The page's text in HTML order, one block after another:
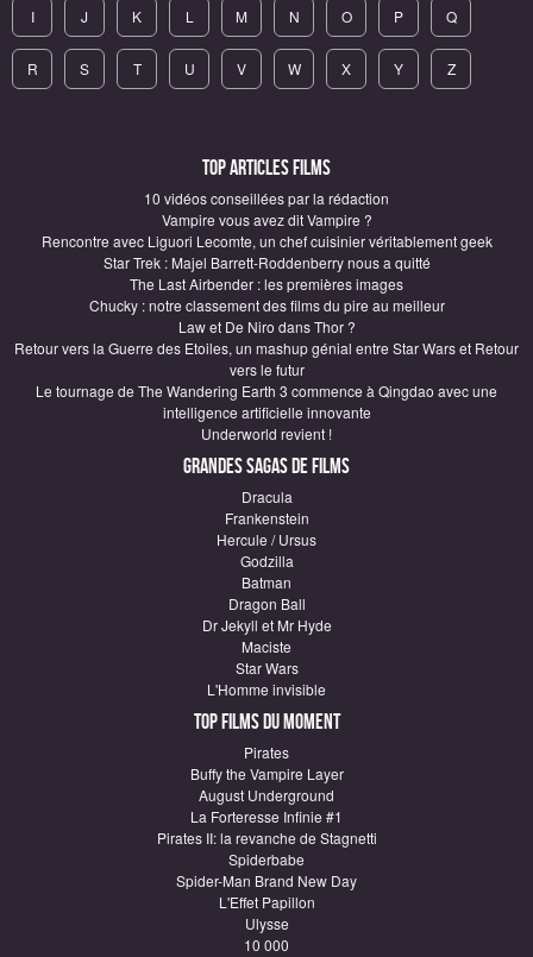
I J K L M N O P Q
R S T U V W X Y Z
Top articles Films
10 vidéos conseillées par la rédaction
Vampire vous avez dit Vampire ?
Rencontre avec Liguori Lecomte, un chef cuisinier véritablement geek
Star Trek : Majel Barrett-Roddenberry nous a quitté
The Last Airbender : les premières images
Chucky : notre classement des films du pire au meilleur
Law et De Niro dans Thor ?
Retour vers la Guerre des Etoiles, un mashup génial entre Star Wars et Retour
vers le futur
Le tournage de The Wandering Earth 3 commence à Qingdao avec une
intelligence artificielle innovante
Underworld revient !
Grandes sagas de Films
Dracula
Frankenstein
Hercule / Ursus
Godzilla
Batman
Dragon Ball
Dr Jekyll et Mr Hyde
Maciste
Star Wars
L'Homme invisible
Top Films du moment
Pirates
Buffy the Vampire Layer
August Underground
La Forteresse Infinie #1
Pirates II: la revanche de Stagnetti
Spiderbabe
Spider-Man Brand New Day
L'Effet Papillon
Ulysse
10 000